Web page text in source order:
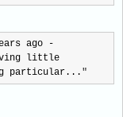
ago -
little
particular... "